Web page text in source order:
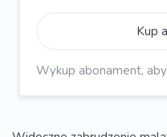
Kup
Wykup abonament,